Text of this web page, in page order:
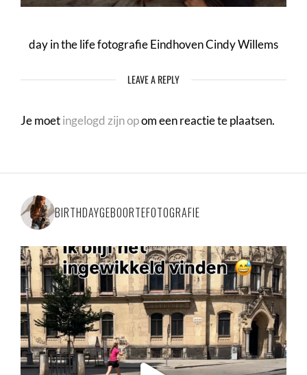
day in the life fotografie Eindhoven Cindy Willems
LEAVE A REPLY
Je moetingelogd zijn opom een reactie te plaatsen.
BIRTHDAYGEBOORTEFOTOGRAFIE